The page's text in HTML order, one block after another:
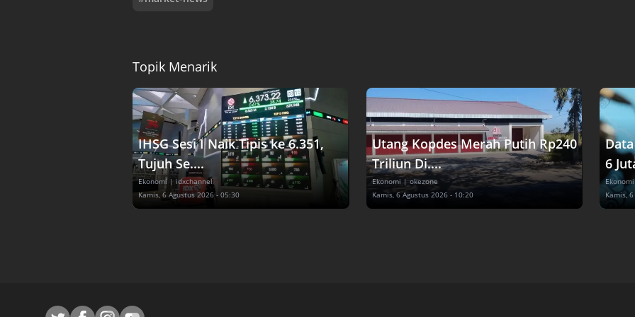
Topik Menarik
IHSG Sesi I Naik Tipis ke 6.351,
Tujuh Se....
Ekonomi | idxchannel
Kamis, 6 Agustus 2026 - 05:30
Utang Kopdes Merah Putih Rp240
Triliun Di....
Ekonomi | okezone
Kamis, 6 Agustus 2026 - 10:20
6
Ekonomi
Kamis,